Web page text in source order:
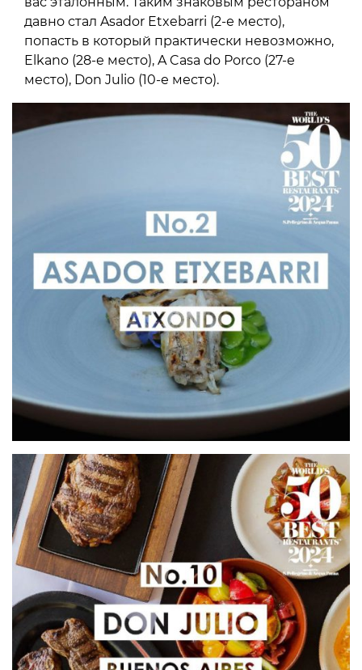
давно стал Asador Etxebarri (2-е место),
попасть в который практически невозможно,
Elkano (28-е место), A Casa do Porco (27-е
место), Don Julio (10-е место).